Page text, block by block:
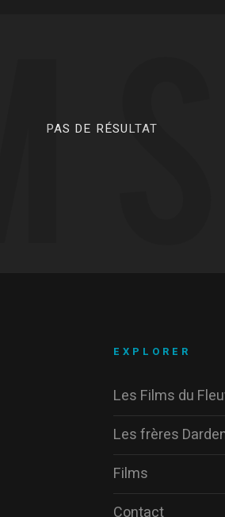
PAS DE RÉSULTAT
EXPLORER
Les Films du
Les frères
Films
Contact